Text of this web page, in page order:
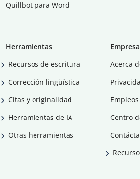
Quillbot para Word
Herramientas
Recursos de escritura
Corrección lingüística
Citas y originalidad
Herramientas de IA
Otras herramientas
Empresa
Acerca
Empleos
Centro